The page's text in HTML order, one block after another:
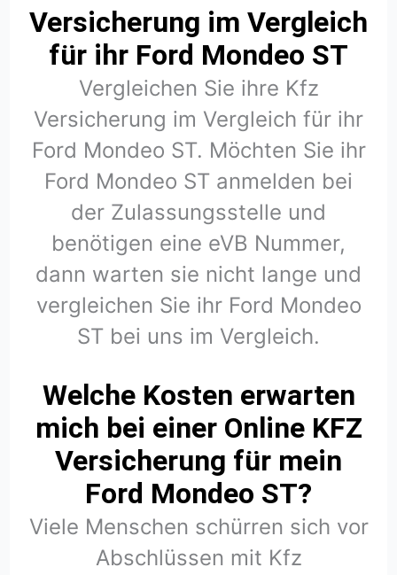
Versicherung im Vergleich
für ihr Ford Mondeo ST
Vergleichen Sie ihre Kfz
Versicherung im Vergleich für ihr
Ford Mondeo ST. Möchten Sie ihr
Ford Mondeo ST anmelden bei
der Zulassungsstelle und
benötigen eine eVB Nummer,
dann warten sie nicht lange und
vergleichen Sie ihr Ford Mondeo
ST bei uns im Vergleich.
Welche Kosten erwarten
mich bei einer Online KFZ
Versicherung für mein
Ford Mondeo ST?
Viele Menschen schürren sich vor
Abschlüssen mit Kfz